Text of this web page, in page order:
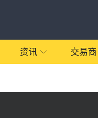
资讯 交易商